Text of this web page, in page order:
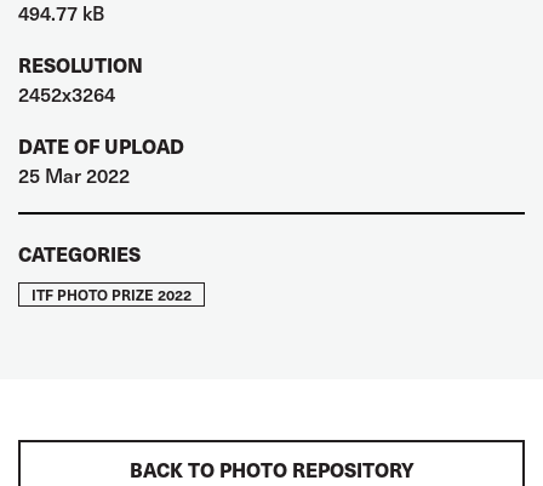
494.77 kB
RESOLUTION
2452x3264
DATE OF UPLOAD
25 Mar 2022
CATEGORIES
ITF PHOTO PRIZE 2022
BACK TO PHOTO REPOSITORY